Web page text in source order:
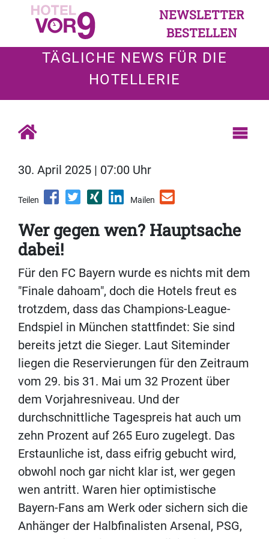
NEWSLETTER
BESTELLEN
TÄGLICHE NEWS FÜR DIE
HOTELLERIE
30. April 2025 | 07:00 Uhr
Teilen Mailen
Wer gegen wen? Hauptsache
dabei!
Für den FC Bayern wurde es nichts mit dem
"Finale dahoam", doch die Hotels freut es
trotzdem, dass das Champions-League-
Endspiel in München stattfindet: Sie sind
bereits jetzt die Sieger. Laut Siteminder
liegen die Reservierungen für den Zeitraum
vom 29. bis 31. Mai um 32 Prozent über
dem Vorjahresniveau. Und der
durchschnittliche Tagespreis hat auch um
zehn Prozent auf 265 Euro zugelegt. Das
Erstaunliche ist, dass eifrig gebucht wird,
obwohl noch gar nicht klar ist, wer gegen
wen antritt. Waren hier optimistische
Bayern-Fans am Werk oder sichern sich die
Anhänger der Halbfinalisten Arsenal, PSG,